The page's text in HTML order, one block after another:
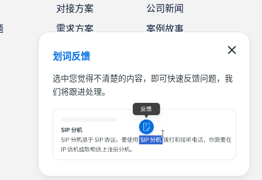
划词反馈
选中您觉得不清楚的内容，即可快速反馈问题，我
们将跟进处理。
对接方案
需求方案
公司新闻
案例故事
联系我们 | 免责声明